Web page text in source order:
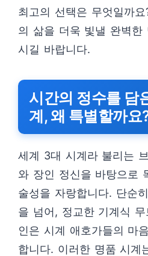
최고의 선택은 무엇일까
의 삶을 더욱 빛낼 완벽한
시길 바랍니다.
시간의 정수를 담
계, 왜 특별할까요
세계 3대 시계라 불리는
와 장인 정신을 바탕으로
술성을 자랑합니다. 단순
을 넘어, 정교한 기계식
인은 시계 애호가들의 마
합니다. 이러한 명품 시계